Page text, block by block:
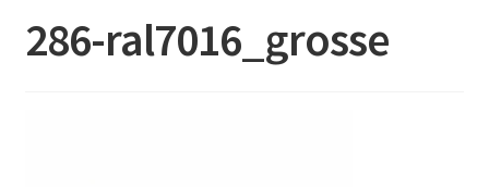
286-ral7016_grosse